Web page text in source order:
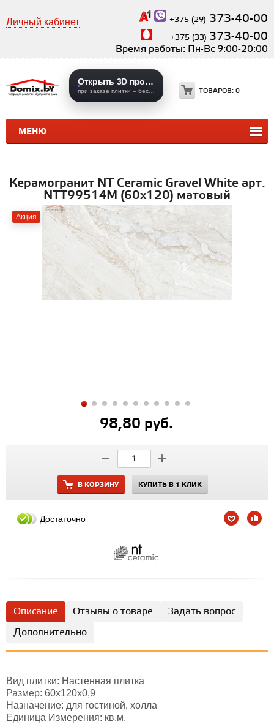
Личный кабинет +375 (29) 373-40-00
+375 (33) 373-40-00
Время работы: Пн-Вс 9:00-20:00
МЕНЮ
Открыть 3D проекты
ТОВАРОВ: 0
КЕРАМИЧЕСКАЯ ПЛИТКА
Керамогранит NT Ceramic Gravel White арт.
NTT99514M (60x120) матовый
Акция
98,80 руб.
В КОРЗИНУ КУПИТЬ В 1 КЛИК
Достаточно
Описание Отзывы о товаре
Задать вопрос
Дополнительно
Вид плитки: Настенная плитка
Размер: 60х120х0,9
Назначение: для гостиной, холла
Единица Измерения: кв.м.